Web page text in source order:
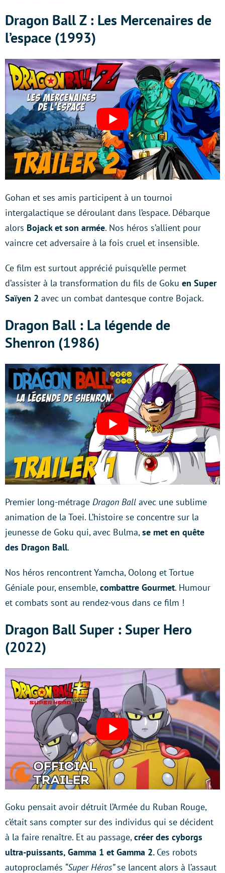
Dragon Ball Z : Les Mercenaires de
l’espace (1993)
Gohan et ses amis participent à un tournoi
intergalactique se déroulant dans l’espace. Débarque
alors Bojack et son armée. Nos héros s’allient pour
vaincre cet adversaire à la fois cruel et insensible.
Ce film est surtout apprécié puisqu’elle permet
d’assister à la transformation du fils de Goku en Super
Saïyen 2 avec un combat dantesque contre Bojack.
Dragon Ball : La légende de
Shenron (1986)
Premier long-métrage Dragon Ball avec une sublime
animation de la Toei. L’histoire se concentre sur la
jeunesse de Goku qui, avec Bulma,se met en quête
des Dragon Ball.
Nos héros rencontrent Yamcha, Oolong et Tortue
Géniale pour, ensemble,combattre Gourmet. Humour
et combats sont au rendez-vous dans ce film !
Dragon Ball Super : Super Hero
(2022)
Goku pensait avoir détruit l’Armée du Ruban Rouge,
c’était sans compter sur des individus qui se décident
à la faire renaître. Et au passage,créer des cyborgs
ultra-puissants, Gamma 1 et Gamma 2. Ces robots
autoproclamés “Super Héros”se lancent alors à l’assaut